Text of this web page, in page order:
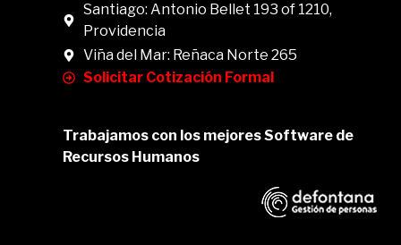
Santiago: Antonio Bellet 193 of 1210,
Providencia
Viña del Mar: Reñaca Norte 265
Solicitar Cotización Formal
Trabajamos con los mejores Software de
Recursos Humanos